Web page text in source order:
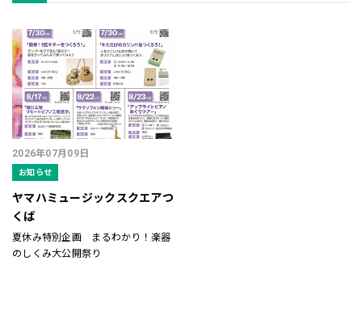
2026年07月09日
お知らせ
ヤマハミュージックスクエアつ
くば
夏休み特別企画 まるわかり！楽器
のしくみ大公開祭り